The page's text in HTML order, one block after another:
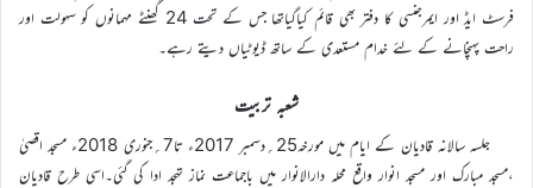
فرسٹ ایڈ اور ایمرجنسی کا دفتر بھی قائم کیاگیاتھا جس کے تحت 24 گھنٹے مہمانوں کو سہولت اور
راحت پہنچانے کے لئے خدام مستعدی کے ساتھ ڈیوٹیاں دیتے رہے۔
شعبہ تربیت
جلسہ سالانہ قادیان کے ایام میں مورخہ25؍دسمبر 2017ء تا7؍جنوری 2018ء مسجد اقصیٰ
،مسجد مبارک اور مسجد انوار واقع محلہ دارالانوار میں باجماعت نماز تہجد ادا کی گئی۔اسی طرح قادیان